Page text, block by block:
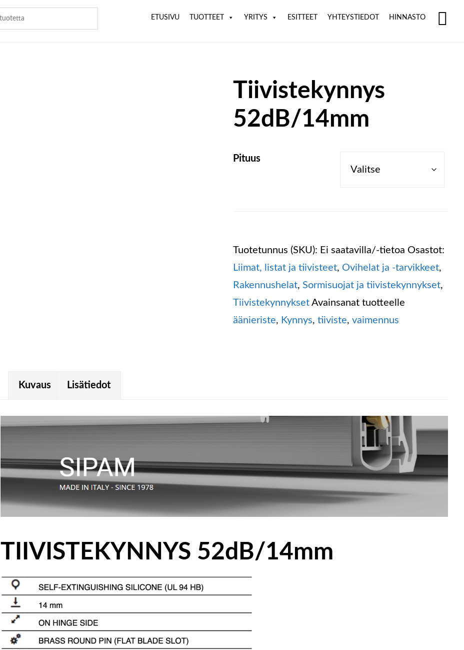
ETUSIVU TUOTTEET YRITYS ESITTEET YHTEYSTIEDOT HINNASTO
Tiivistekynnys
52dB/14mm
Pituus
Tuotetunnus (SKU): Ei saatavilla/-tietoa Osastot:
Liimat, listat ja tiivisteet, Ovihelat ja -tarvikkeet,
Rakennushelat,Sormisuojat ja tiivistekynnykset,
Tiivistekynnykset Avainsanat tuotteelle
äänieriste, Kynnys,tiiviste,vaimennus
Kuvaus Lisätiedot
TIIVISTEKYNNYS 52dB/14mm